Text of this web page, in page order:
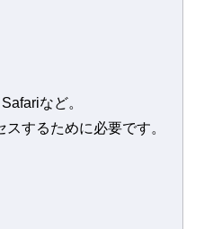
など。
するために必要です。